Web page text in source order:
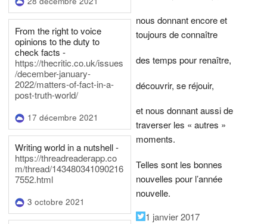
From the right to voice
opinions to the duty to
check facts -
https://thecritic.co.uk/issues
/december-january-
2022/matters-of-fact-in-a-
post-truth-world/
17 décembre 2021
Writing world in a nutshell -
https://threadreaderapp.co
m/thread/143480341090216
7552.html
3 octobre 2021
nous donnant encore et
toujours de connaître
des temps pour renaître,
découvrir, se réjouir,
et nous donnant aussi de
traverser les « autres »
moments.
Telles sont les bonnes
nouvelles pour l’année
nouvelle.
1 janvier 2017